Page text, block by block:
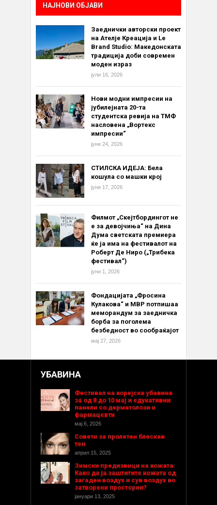
НАЈНОВИ ОБЈАВИ
Заеднички авторски проект
на Ателје Креација и Le
Brand Studio: Македонската
традиција доби современ
моден израз
јули 16, 2026
Нови модни импресии на
јубилејната 20-та
студентска ревија на ТМФ
насловена „Вортекс
импресии“
јуни 24, 2026
СТИЛСКА ИДЕЈА: Бела
кошула со машки крој
јуни 17, 2026
Филмот „Скејтбордингот не
е за девојчиња“ на Дина
Дума светската премиера
ќе ја има на фестивалот на
Роберт Де Ниро („Трибека
фестивал“)
јуни 1, 2026
Фондацијата „Фросина
Кулакова“ и МВР потпишаа
меморандум за заедничка
борба за поголема
безбедност во сообраќајот
мај 27, 2026
УБАВИНА
Фестивал на корејска убавина
за од 8 до 10 мај и едукативни
панели со дерматолози и
фармацевти
мај 6, 2026
Совети за пролетен блескав
тен
април 15, 2025
Зимски предизвици на кожата:
Како да ја заштитите кожата од
загаден воздух и сув воздух во
затворени простории?
јануари 13, 2025